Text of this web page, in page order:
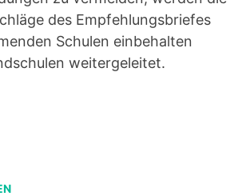
des Empfehlungsbriefes
Schulen einbehalten
weitergeleitet.